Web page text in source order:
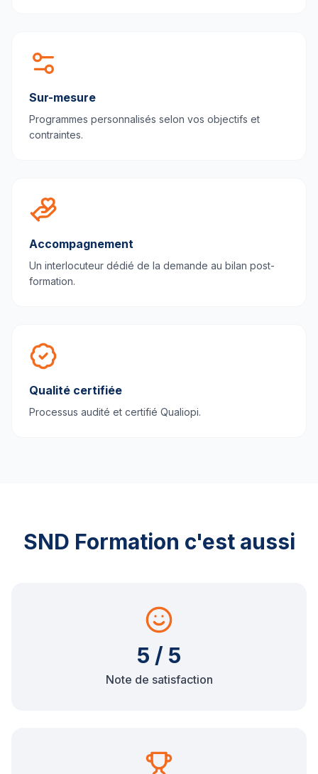
Sur-mesure
Programmes personnalisés selon vos objectifs et
contraintes.
Accompagnement
Un interlocuteur dédié de la demande au bilan post-
formation.
Qualité certifiée
Processus audité et certifié Qualiopi.
SND Formation c'est aussi
5 / 5
Note de satisfaction